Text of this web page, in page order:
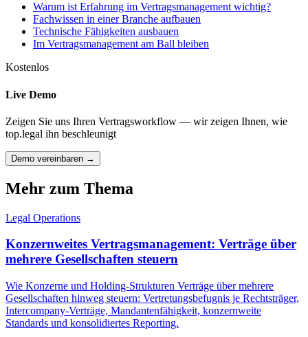
Warum ist Erfahrung im Vertragsmanagement wichtig?
Fachwissen in einer Branche aufbauen
Technische Fähigkeiten ausbauen
Im Vertragsmanagement am Ball bleiben
Kostenlos
Live Demo
Zeigen Sie uns Ihren Vertragsworkflow — wir zeigen Ihnen, wie
top.legal ihn beschleunigt
Demo vereinbaren →
Mehr zum Thema
Legal Operations
Konzernweites Vertragsmanagement: Verträge über
mehrere Gesellschaften steuern
Wie Konzerne und Holding-Strukturen Verträge über mehrere
Gesellschaften hinweg steuern: Vertretungsbefugnis je Rechtsträger,
Intercompany-Verträge, Mandantenfähigkeit, konzernweite
Standards und konsolidiertes Reporting.